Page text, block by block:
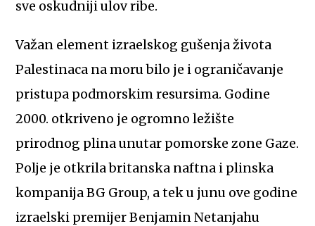
sve oskudniji ulov ribe.
Važan element izraelskog gušenja života
Palestinaca na moru bilo je i ograničavanje
pristupa podmorskim resursima. Godine
2000. otkriveno je ogromno ležište
prirodnog plina unutar pomorske zone Gaze.
Polje je otkrila britanska naftna i plinska
kompanija BG Group, a tek u junu ove godine
izraelski premijer Benjamin Netanjahu